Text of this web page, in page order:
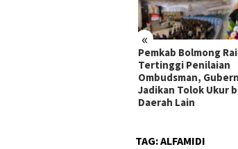
«
Pemkab Bolmong
Tertinggi Penilaian
Ombudsman,
Jadikan Tolok Ukur
Daerah Lain
TAG:ALFAMIDI